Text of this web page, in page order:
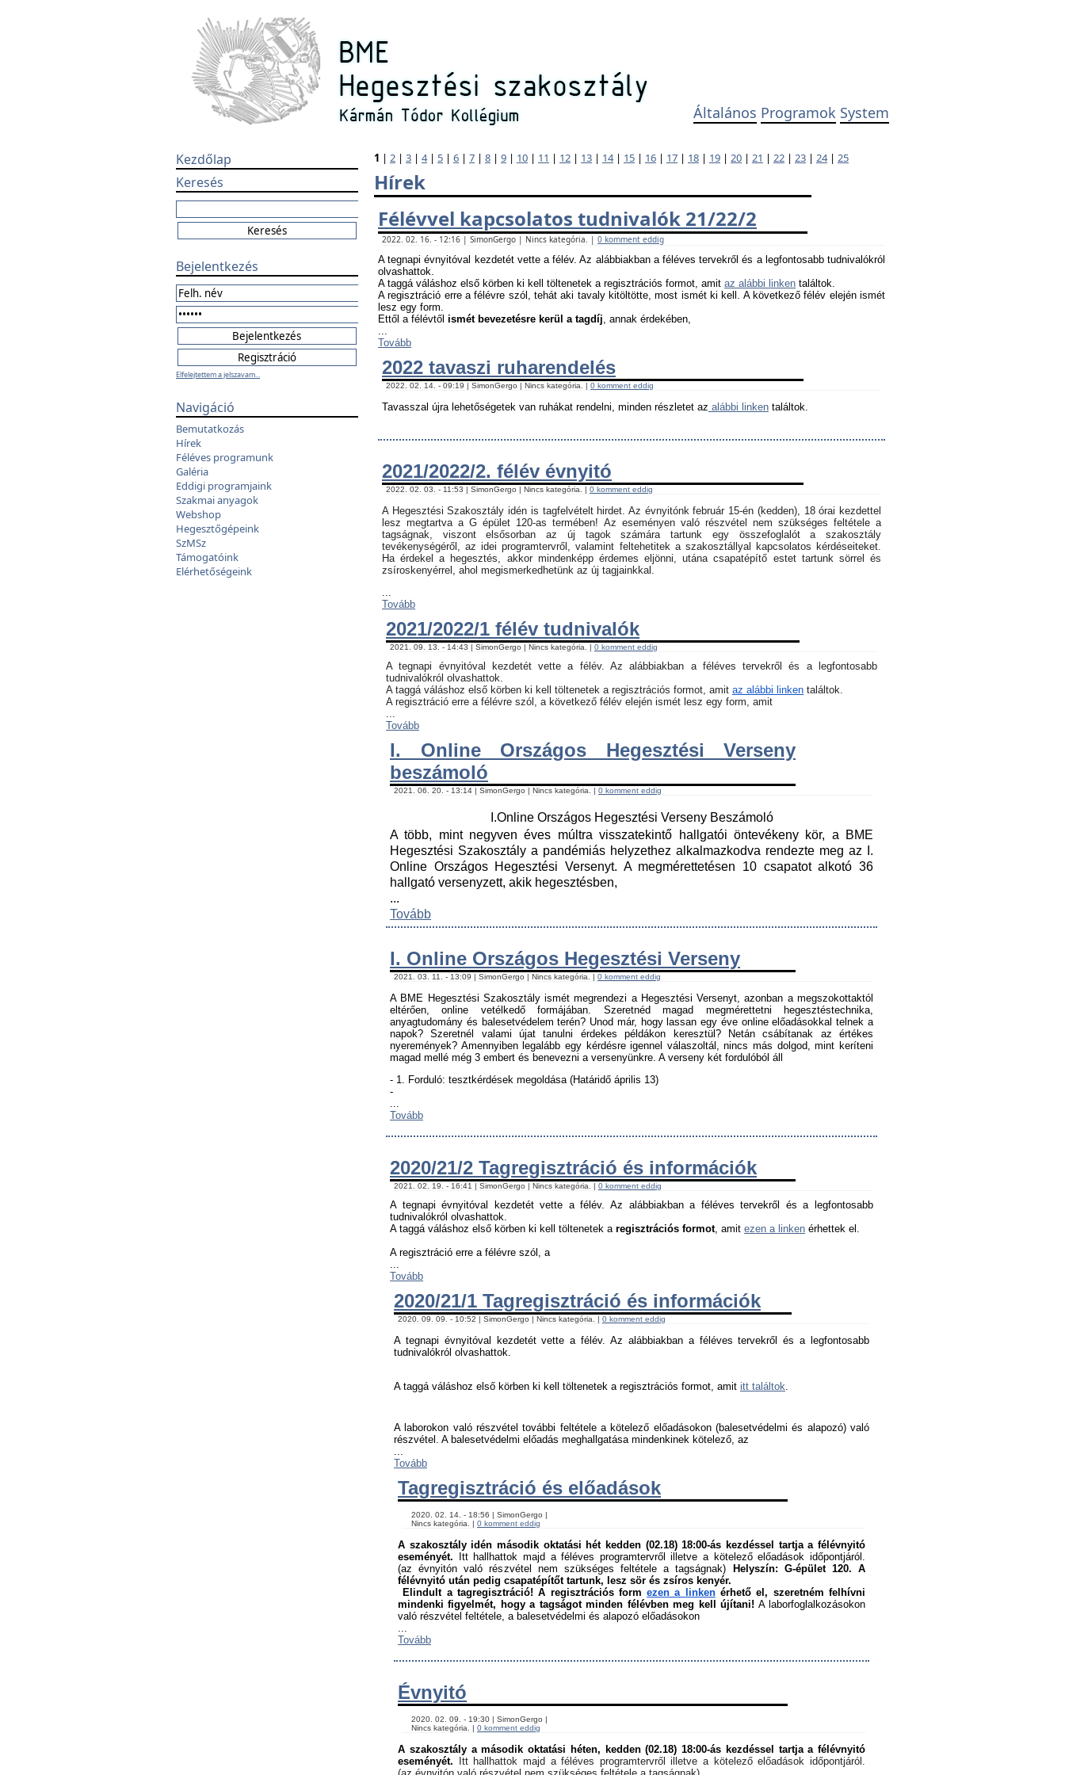
Általános Programok System
Kezdőlap
Keresés
Bejelentkezés
Elfelejtettem a jelszavam...
Navigáció
Bemutatkozás
Hírek
Féléves programunk
Galéria
Eddigi programjaink
Szakmai anyagok
Webshop
Hegesztőgépeink
SzMSz
Támogatóink
Elérhetőségeink
1 | 2 | 3 | 4| 5 | 6 | 7 | 8 | 9 | 10 | 11 | 12 | 13 | 14| 15 | 16 | 17 | 18 | 19 | 20 | 21 | 22 | 23 | 24| 25
Hírek
Félévvel kapcsolatos tudnivalók 21/22/2
2022. 02. 16. - 12:16 | SimonGergo | Nincs kategória. | 0 komment eddig
A tegnapi évnyitóval kezdetét vette a félév. Az alábbiakban a féléves tervekről és a legfontosabb tudnivalókról
olvashattok.
A taggá váláshoz első körben ki kell töltenetek a regisztrációs formot, amit az alábbi linken találtok.
A regisztráció erre a félévre szól, tehát aki tavaly kitöltötte, most ismét ki kell. A következő félév elején ismét
lesz egy form.
Ettől a félévtől ismét bevezetésre kerül a tagdíj, annak érdekében,
...
Tovább
2022 tavaszi ruharendelés
2022. 02. 14. - 09:19 | SimonGergo | Nincs kategória. | 0 komment eddig
Tavasszal újra lehetőségetek van ruhákat rendelni, minden részletet az alábbi linken találtok.
2021/2022/2. félév évnyitó
2022. 02. 03. - 11:53 | SimonGergo | Nincs kategória. | 0 komment eddig
A Hegesztési Szakosztály idén is tagfelvételt hirdet. Az évnyitónk február 15-én (kedden), 18 órai kezdettel
lesz megtartva a G épület 120-as termében! Az eseményen való részvétel nem szükséges feltétele a
tagságnak, viszont elsősorban az új tagok számára tartunk egy összefoglalót a szakosztály
tevékenységéről, az idei programtervről, valamint feltehetitek a szakosztállyal kapcsolatos kérdéseiteket.
Ha érdekel a hegesztés, akkor mindenképp érdemes eljönni, utána csapatépítő estet tartunk sörrel és
zsíroskenyérrel, ahol megismerkedhetünk az új tagjainkkal.
...
Tovább
2021/2022/1 félév tudnivalók
2021. 09. 13. - 14:43 | SimonGergo | Nincs kategória. | 0 komment eddig
A tegnapi évnyitóval kezdetét vette a félév. Az alábbiakban a féléves tervekről és a legfontosabb
tudnivalókról olvashattok.
A taggá váláshoz első körben ki kell töltenetek a regisztrációs formot, amit az alábbi linken találtok.
A regisztráció erre a félévre szól, a következő félév elején ismét lesz egy form, amit
...
Tovább
I. Online Országos Hegesztési Verseny
beszámoló
2021. 06. 20. - 13:14 | SimonGergo | Nincs kategória. | 0 komment eddig
I.Online Országos Hegesztési Verseny Beszámoló
A több, mint negyven éves múltra visszatekintő hallgatói öntevékeny kör, a BME
Hegesztési Szakosztály a pandémiás helyzethez alkalmazkodva rendezte meg az I.
Online Országos Hegesztési Versenyt. A megmérettetésen 10 csapatot alkotó 36
hallgató versenyzett, akik hegesztésben,
...
Tovább
I. Online Országos Hegesztési Verseny
2021. 03. 11. - 13:09 | SimonGergo | Nincs kategória. | 0 komment eddig
A BME Hegesztési Szakosztály ismét megrendezi a Hegesztési Versenyt, azonban a megszokottaktól
eltérően, online vetélkedő formájában. Szeretnéd magad megmérettetni hegesztéstechnika,
anyagtudomány és balesetvédelem terén? Unod már, hogy lassan egy éve online előadásokkal telnek a
napok? Szeretnél valami újat tanulni érdekes példákon keresztül? Netán csábítanak az értékes
nyeremények? Amennyiben legalább egy kérdésre igennel válaszoltál, nincs más dolgod, mint keríteni
magad mellé még 3 embert és benevezni a versenyünkre. A verseny két fordulóból áll
- 1. Forduló: tesztkérdések megoldása (Határidő április 13)
-
...
Tovább
2020/21/2 Tagregisztráció és információk
2021. 02. 19. - 16:41 | SimonGergo | Nincs kategória. | 0 komment eddig
A tegnapi évnyitóval kezdetét vette a félév. Az alábbiakban a féléves tervekről és a legfontosabb
tudnivalókról olvashattok.
A taggá váláshoz első körben ki kell töltenetek a regisztrációs formot, amit ezen a linken érhettek el.
A regisztráció erre a félévre szól, a
...
Tovább
2020/21/1 Tagregisztráció és információk
2020. 09. 09. - 10:52 | SimonGergo | Nincs kategória. | 0 komment eddig
A tegnapi évnyitóval kezdetét vette a félév. Az alábbiakban a féléves tervekről és a legfontosabb
tudnivalókról olvashattok.
A taggá váláshoz első körben ki kell töltenetek a regisztrációs formot, amit itt találtok.
A laborokon való részvétel további feltétele a kötelező előadásokon (balesetvédelmi és alapozó) való
részvétel. A balesetvédelmi előadás meghallgatása mindenkinek kötelező, az ﻿
Tovább
Tagregisztráció és előadások
    Nincs kategória. |
0 komment eddig
A szakosztály idén második oktatási hét kedden (02.18) 18:00-ás kezdéssel tartja a félévnyitó
eseményét. Itt hallhattok majd a féléves programtervről illetve a kötelező előadások időpontjáról.
(az évnyitón való részvétel nem szükséges feltétele a tagságnak) Helyszín: G-épület 120.
A
félévnyitó után pedig csapatépítőt tartunk, lesz sör és zsíros kenyér.
Elindult a tagregisztráció! A regisztrációs form ezen a linken érhető el, szeretném felhívni
mindenki figyelmét, hogy a tagságot minden félévben meg kell újítani! A laborfoglalkozásokon
való részvétel feltétele, a balesetvédelmi és alapozó előadásokon ﻿
Tovább
Évnyitó
    Nincs kategória. |
0 komment eddig
A szakosztály a második oktatási héten, kedden (02.18) 18:00-ás kezdéssel tartja a félévnyitó
eseményét. Itt hallhattok majd a féléves programtervről illetve a kötelező előadások időpontjáról.
(az évnyitón való részvétel nem szükséges feltétele a tagságnak)